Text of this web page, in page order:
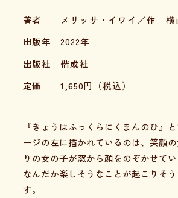
著者
メリッサ・イワイ／作 横
出版年
2022年
出版社
偕成社
定価
1,650円（税込）
『きょうはふっくらにくまんのひ』
ージの左に描かれているのは、笑顔
りの女の子が窓から顔をのぞかせてい
なんだか楽しそうなことが起こりそ
す。